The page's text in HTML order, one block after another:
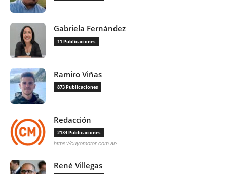
Gabriela Fernández
11 Publicaciones
Ramiro Viñas
873 Publicaciones
Redacción
2134 Publicaciones
https://cuyomotor.com.ar/
René Villegas